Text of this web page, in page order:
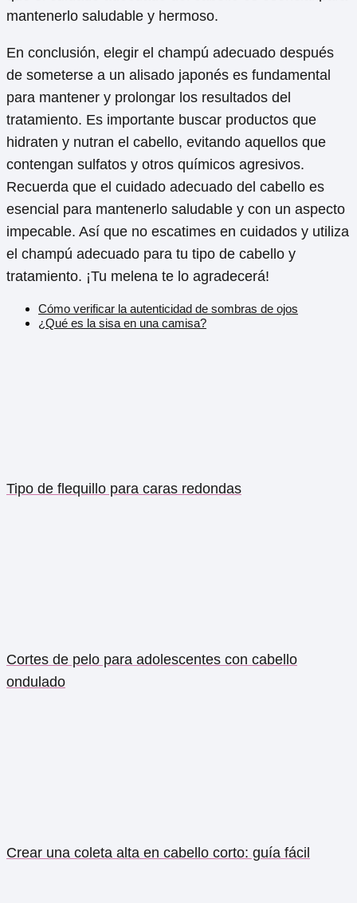
mantenerlo saludable y hermoso.
En conclusión, elegir el champú adecuado después
de someterse a un alisado japonés es fundamental
para mantener y prolongar los resultados del
tratamiento. Es importante buscar productos que
hidraten y nutran el cabello, evitando aquellos que
contengan sulfatos y otros químicos agresivos.
Recuerda que el cuidado adecuado del cabello es
esencial para mantenerlo saludable y con un aspecto
impecable. Así que no escatimes en cuidados y utiliza
el champú adecuado para tu tipo de cabello y
tratamiento. ¡Tu melena te lo agradecerá!
Cómo verificar la autenticidad de sombras de ojos
¿Qué es la sisa en una camisa?
Tipo de flequillo para caras redondas
Cortes de pelo para adolescentes con cabello
ondulado
Crear una coleta alta en cabello corto: guía fácil